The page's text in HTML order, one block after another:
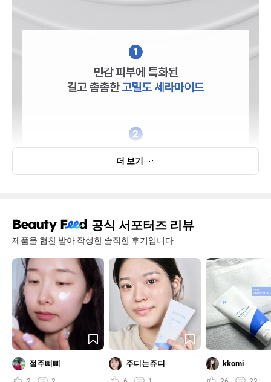
더 보기
공식 서포터즈 리뷰
제품을 협찬 받아 작성한 솔직한 후기입니다
점주삐삐 주디는쥬디 kkomi